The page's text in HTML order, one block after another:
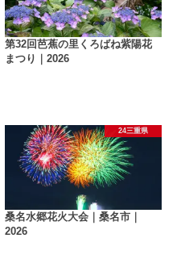
第32回芭蕉の里くろばね紫陽花
まつり｜2026
24三重県
桑名水郷花火大会｜桑名市｜
2026